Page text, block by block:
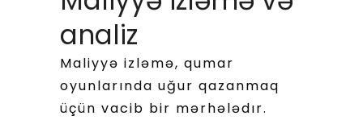
analiz
Maliyyə izləmə, qumar
oyunlarında uğur qazanmaq
üçün vacib bir mərhələdır.